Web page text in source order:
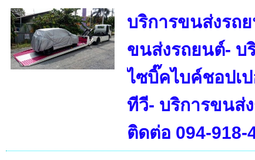
บริการขนส่งรถ
ขนส่งรถยนต์- บ
ไซบิ๊คไบค์ชอปเป
ทีวี- บริการขนส่
ติดต่อ 094-918-